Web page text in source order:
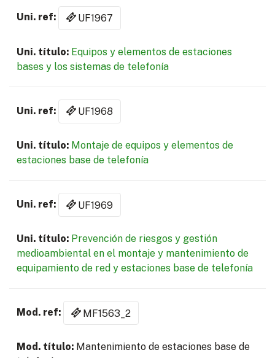
UF1967
Equipos y elementos de estaciones
bases y los sistemas de telefonía
UF1968
Montaje de equipos y elementos de
estaciones base de telefonía
UF1969
Prevención de riesgos y gestión
medioambiental en el montaje y mantenimiento de
equipamiento de red y estaciones base de telefonía
MF1563_2
Mantenimiento de estaciones base de